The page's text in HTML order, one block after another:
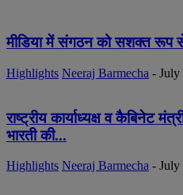
मीडिया में संगठन को सशक्त रूप से
Highlights Neeraj Barmecha - July
राष्ट्रीय कार्याध्यक्ष व कैबिनेट
भारती की...
Highlights Neeraj Barmecha - July